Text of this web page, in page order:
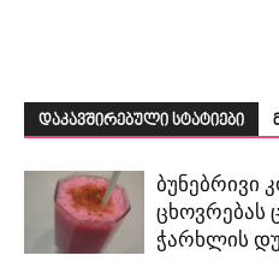
დაკავშირებული სტატიები
ბუნებრივი
ცხოვრებას
ჭარხლის